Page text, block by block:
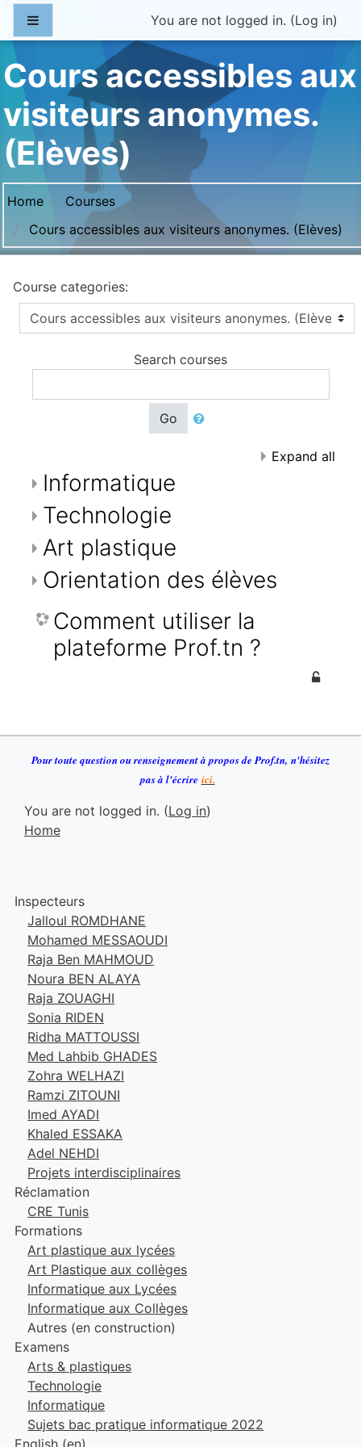
Skip to main content
You are not logged in. (Log in)
Cours accessibles aux
visiteurs anonymes.
(Elèves)
Home
Courses
Cours accessibles aux visiteurs anonymes. (Elèves)
Course categories:
Search courses
Go
Expand all
Informatique
Technologie
Art plastique
Orientation des élèves
Comment utiliser la
plateforme Prof.tn ?
Pour toute question ou renseignement à propos de Prof.tn, n'hésitez
pas à l'écrire ici.
You are not logged in. (Log in)
Home
Inspecteurs
Jalloul ROMDHANE
Mohamed MESSAOUDI
Raja Ben MAHMOUD
Noura BEN ALAYA
Raja ZOUAGHI
Sonia RIDEN
Ridha MATTOUSSI
Med Lahbib GHADES
Zohra WELHAZI
Ramzi ZITOUNI
Imed AYADI
Khaled ESSAKA
Adel NEHDI
Projets interdisciplinaires
Réclamation
CRE Tunis
Formations
Art plastique aux lycées
Art Plastique aux collèges
Informatique aux Lycées
Informatique aux Collèges
Autres (en construction)
Examens
Arts & plastiques
Technologie
Informatique
Sujets bac pratique informatique 2022